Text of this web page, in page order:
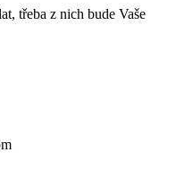
třeba z nich bude Vaše